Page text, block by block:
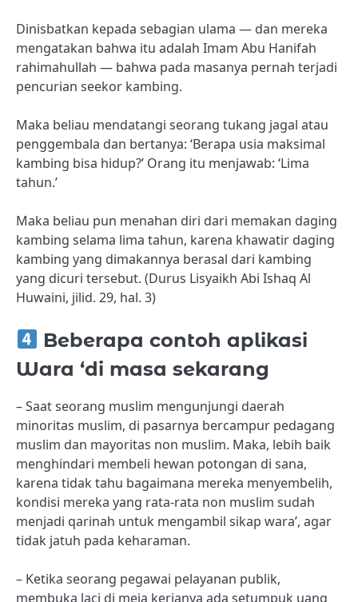
Dinisbatkan kepada sebagian ulama — dan mereka
mengatakan bahwa itu adalah Imam Abu Hanifah
rahimahullah — bahwa pada masanya pernah terjadi
pencurian seekor kambing.
Maka beliau mendatangi seorang tukang jagal atau
penggembala dan bertanya: ‘Berapa usia maksimal
kambing bisa hidup?’ Orang itu menjawab: ‘Lima
tahun.’
Maka beliau pun menahan diri dari memakan daging
kambing selama lima tahun, karena khawatir daging
kambing yang dimakannya berasal dari kambing
yang dicuri tersebut. (Durus Lisyaikh Abi Ishaq Al
Huwaini, jilid. 29, hal. 3)
Beberapa contoh aplikasi
Wara ‘di masa sekarang
– Saat seorang muslim mengunjungi daerah
minoritas muslim, di pasarnya bercampur pedagang
muslim dan mayoritas non muslim. Maka, lebih baik
menghindari membeli hewan potongan di sana,
karena tidak tahu bagaimana mereka menyembelih,
kondisi mereka yang rata-rata non muslim sudah
menjadi qarinah untuk mengambil sikap wara’, agar
tidak jatuh pada keharaman.
– Ketika seorang pegawai pelayanan publik,
membuka laci di meja kerjanya ada setumpuk uang